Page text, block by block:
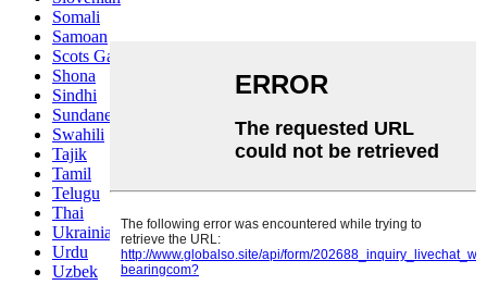
Somali
Samoan
Scots Gaelic
Shona
Sindhi
Sundanese
Swahili
Tajik
Tamil
Telugu
Thai
Ukrainian
Urdu
Uzbek